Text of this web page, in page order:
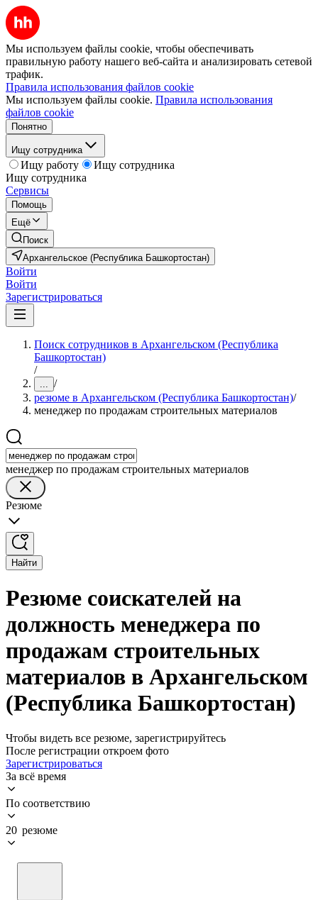
Мы используем файлы cookie, чтобы обеспечивать
правильную работу нашего веб-сайта и анализировать сетевой
трафик.
Правила использования файлов cookie
Мы используем файлы cookie. Правила использования
файлов cookie
Понятно
Ищу сотрудника
Ищу работу
Ищу сотрудника
Ищу сотрудника
Сервисы
Помощь
Ещё
Поиск
Архангельское (Республика Башкортостан)
Войти
Войти
Зарегистрироваться
Поиск сотрудников в Архангельском (Республика
Башкортостан)
/
... /
резюме в Архангельском (Республика Башкортостан)/
менеджер по продажам строительных материалов
менеджер по продажам строительных материалов
Резюме
Найти
Резюме соискателей на
должность менеджера по
продажам строительных
материалов в Архангельском
(Республика Башкортостан)
Чтобы видеть все резюме, зарегистрируйтесь
После регистрации откроем фото
Зарегистрироваться
За всё время
По соответствию
20 резюме